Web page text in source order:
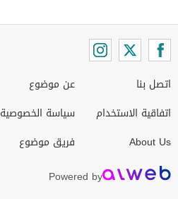
اتصل بنا
اتفاقية الاستخدام
About Us
عن موضوع
سياسة الخصوصية
فريق موضوع
Powered by